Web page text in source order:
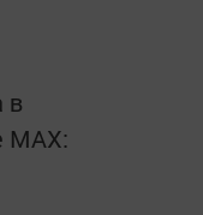
в
MАХ: